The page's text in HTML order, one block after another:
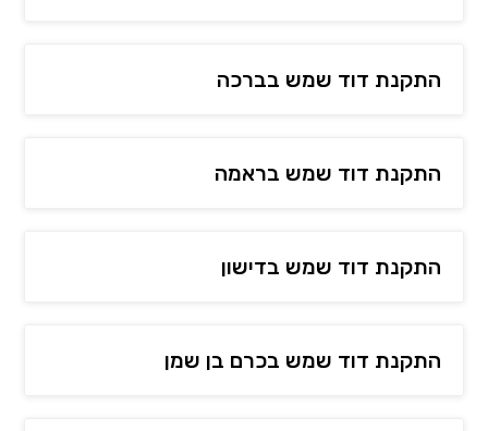
התקנת דוד שמש בברכה
התקנת דוד שמש בראמה
התקנת דוד שמש בדישון
התקנת דוד שמש בכרם בן שמן